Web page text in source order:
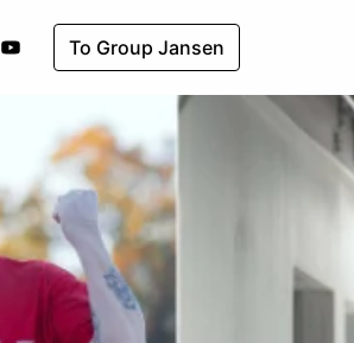
To Group Jansen